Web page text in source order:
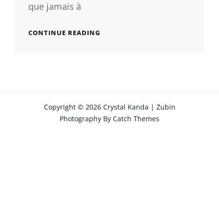
que jamais à
CONTINUE READING
Copyright © 2026 Crystal Kanda | Zubin
Photography By Catch Themes